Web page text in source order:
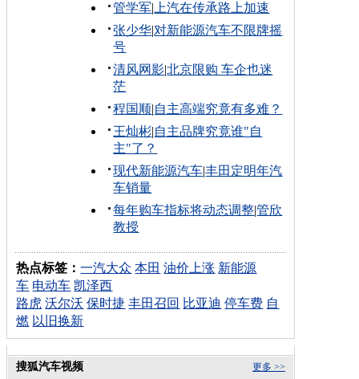
管学军| 上汽在传承路上加速
张少华|对新能源汽车不限牌摇
号
清风网影|北京限购 车企也迷
茫
程国顺|自主高端究竟有多难？
王灿彬|自主品牌究竟谁"自
主"了？
现代新能源汽车|丰田定明年汽
车销量
每年购车指标将动态调整|管欣
教授
热点标签：一汽大众 本田 油价上涨 新能源
车 电动车 凯泽西
路虎 沃尔沃 保时捷 丰田召回 比亚迪 停车费 自
燃 以旧换新
更多 >>
搜狐汽车视频